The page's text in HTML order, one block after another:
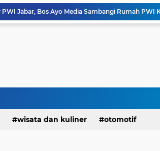
wisata dan kuliner otomotif